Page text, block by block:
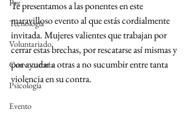
Paz
Tecnología
Voluntariado
Convocatoria
Psicología
Evento
Te presentamos a las ponentes en este
maravilloso evento al que estás cordialmente
invitada. Mujeres valientes que trabajan por
cerrar estas brechas, por rescatarse así mismas y
por ayudar a otras a no sucumbir entre tanta
violencia en su contra.